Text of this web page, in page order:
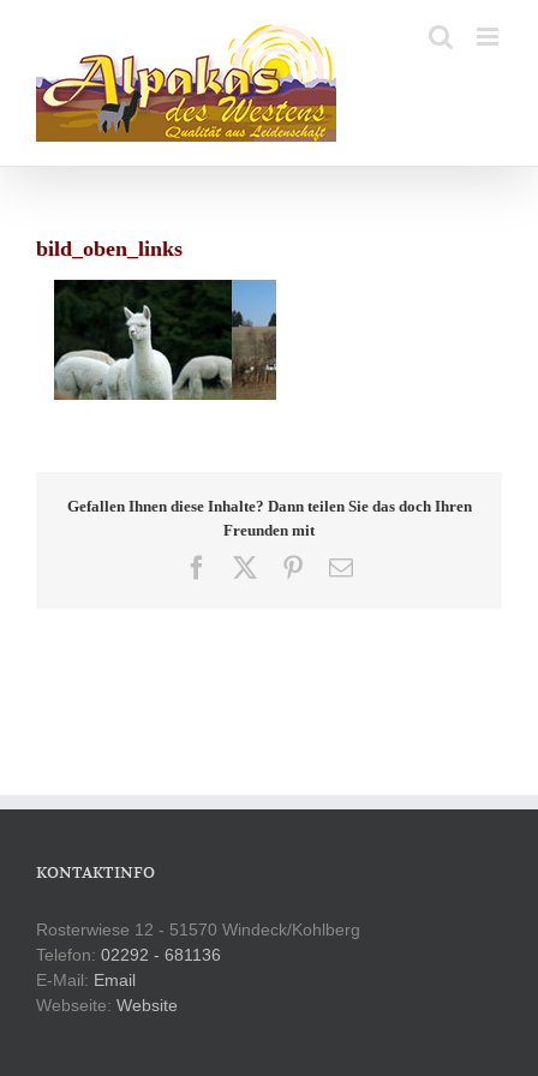
bild_oben_links
Gefallen Ihnen diese Inhalte? Dann teilen Sie das doch Ihren
Freunden mit
Facebook Pinterest
E-
KONTAKTINFO
Rosterwiese 12 - 51570 Windeck/Kohlberg
Telefon: 02292 - 681136
E-Mail: Email
Webseite: Website